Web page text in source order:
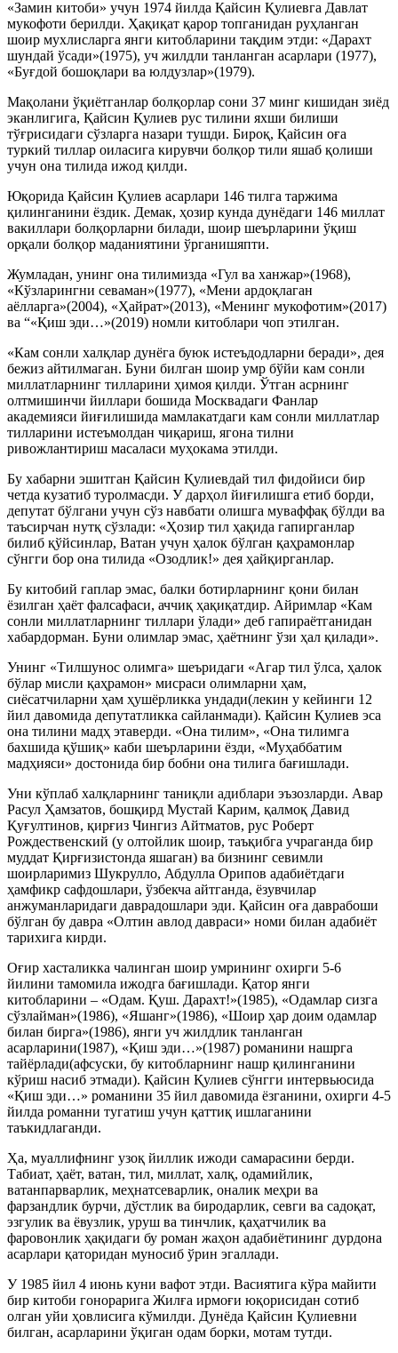
«Замин китоби» учун 1974 йилда Қайсин Қулиевга Давлат
мукофоти берилди. Ҳақиқат қарор топганидан руҳланган
шоир мухлисларга янги китобларини тақдим этди: «Дарахт
шундай ўсади»(1975), уч жилдли танланган асарлари (1977),
«Буғдой бошоқлари ва юлдузлар»(1979).
Мақолани ўқиётганлар болқорлар сони 37 минг кишидан зиёд
эканлигига, Қайсин Қулиев рус тилини яхши билиши
тўғрисидаги сўзларга назари тушди. Бироқ, Қайсин оға
туркий тиллар оиласига кирувчи болқор тили яшаб қолиши
учун она тилида ижод қилди.
Юқорида Қайсин Қулиев асарлари 146 тилга таржима
қилинганини ёздик. Демак, ҳозир кунда дунёдаги 146 миллат
вакиллари болқорларни билади, шоир шеърларини ўқиш
орқали болқор маданиятини ўрганишяпти.
Жумладан, унинг она тилимизда «Гул ва ханжар»(1968),
«Кўзларингни севаман»(1977), «Мени ардоқлаган
аёлларга»(2004), «Ҳайрат»(2013), «Менинг мукофотим»(2017)
ва “«Қиш эди…»(2019) номли китоблари чоп этилган.
«Кам сонли халқлар дунёга буюк истеъдодларни беради», дея
бежиз айтилмаган. Буни билган шоир умр бўйи кам сонли
миллатларнинг тилларини ҳимоя қилди. Ўтган асрнинг
олтмишинчи йиллари бошида Москвадаги Фанлар
академияси йиғилишида мамлакатдаги кам сонли миллатлар
тилларини истеъмолдан чиқариш, ягона тилни
ривожлантириш масаласи муҳокама этилди.
Бу хабарни эшитган Қайсин Қулиевдай тил фидойиси бир
четда кузатиб туролмасди. У дарҳол йиғилишга етиб борди,
депутат бўлгани учун сўз навбати олишга муваффақ бўлди ва
таъсирчан нутқ сўзлади: «Ҳозир тил ҳақида гапирганлар
билиб қўйсинлар, Ватан учун ҳалок бўлган қаҳрамонлар
сўнгги бор она тилида «Озодлик!» дея ҳайқирганлар.
Бу китобий гаплар эмас, балки ботирларнинг қони билан
ёзилган ҳаёт фалсафаси, аччиқ ҳақиқатдир. Айримлар «Кам
сонли миллатларнинг тиллари ўлади» деб гапираётганидан
хабардорман. Буни олимлар эмас, ҳаётнинг ўзи ҳал қилади».
Унинг «Тилшунос олимга» шеъридаги «Агар тил ўлса, ҳалок
бўлар мисли қаҳрамон» мисраси олимларни ҳам,
сиёсатчиларни ҳам ҳушёрликка ундади(лекин у кейинги 12
йил давомида депутатликка сайланмади). Қайсин Қулиев эса
она тилини мадҳ этаверди. «Она тилим», «Она тилимга
бахшида қўшиқ» каби шеърларини ёзди, «Муҳаббатим
мадҳияси» достонида бир бобни она тилига бағишлади.
Уни кўплаб халқларнинг таниқли адиблари эъзозларди. Авар
Расул Ҳамзатов, бошқирд Мустай Карим, қалмоқ Давид
Қуғултинов, қирғиз Чингиз Айтматов, рус Роберт
Рождественский (у олтойлик шоир, таъқибга учраганда бир
муддат Қирғизистонда яшаган) ва бизнинг севимли
шоирларимиз Шукрулло, Абдулла Орипов адабиётдаги
ҳамфикр сафдошлари, ўзбекча айтганда, ёзувчилар
анжуманларидаги даврадошлари эди. Қайсин оға даврабоши
бўлган бу давра «Олтин авлод давраси» номи билан адабиёт
тарихига кирди.
Оғир хасталикка чалинган шоир умрининг охирги 5-6
йилини тамомила ижодга бағишлади. Қатор янги
китобларини – «Одам. Қуш. Дарахт!»(1985), «Одамлар сизга
сўзлайман»(1986), «Яшанг»(1986), «Шоир ҳар доим одамлар
билан бирга»(1986), янги уч жилдлик танланган
асарларини(1987), «Қиш эди…»(1987) романини нашрга
тайёрлади(афсуски, бу китобларнинг нашр қилинганини
кўриш насиб этмади). Қайсин Қулиев сўнгги интервьюсида
«Қиш эди…» романини 35 йил давомида ёзганини, охирги 4-5
йилда романни тугатиш учун қаттиқ ишлаганини
таъкидлаганди.
Ҳа, муаллифнинг узоқ йиллик ижоди самарасини берди.
Табиат, ҳаёт, ватан, тил, миллат, халқ, одамийлик,
ватанпарварлик, меҳнатсеварлик, оналик меҳри ва
фарзандлик бурчи, дўстлик ва биродарлик, севги ва садоқат,
эзгулик ва ёвузлик, уруш ва тинчлик, қаҳатчилик ва
фаровонлик ҳақидаги бу роман жаҳон адабиётининг дурдона
асарлари қаторидан муносиб ўрин эгаллади.
У 1985 йил 4 июнь куни вафот этди. Васиятига кўра майити
бир китоби гонорарига Жилға ирмоғи юқорисидан сотиб
олган уйи ҳовлисига кўмилди. Дунёда Қайсин Қулиевни
билган, асарларини ўқиган одам борки, мотам тутди.